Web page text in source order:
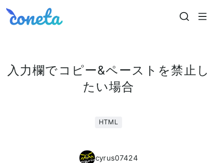
Coneta
入力欄でコピー&ペーストを禁止し
たい場合
HTML
cyrus07424